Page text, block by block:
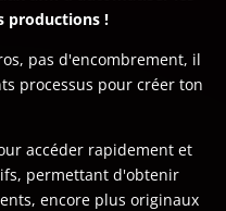
productions !
pas d'encombrement, il
processus pour créer ton
accéder rapidement et
permettant d'obtenir
encore plus originaux